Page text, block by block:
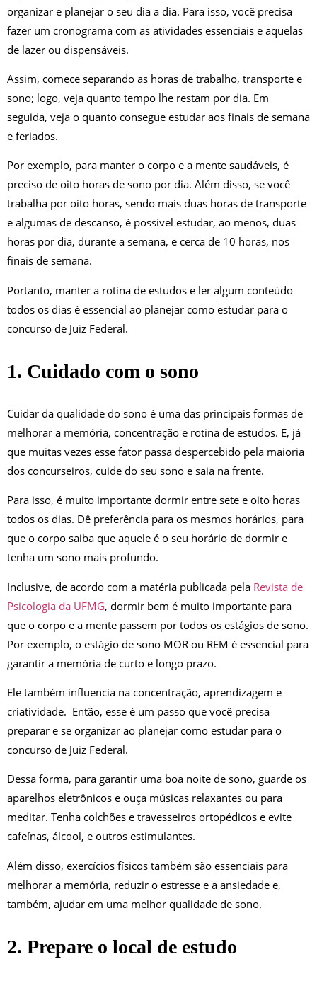
organizar e planejar o seu dia a dia. Para isso, você precisa
fazer um cronograma com as atividades essenciais e aquelas
de lazer ou dispensáveis.
Assim, comece separando as horas de trabalho, transporte e
sono; logo, veja quanto tempo lhe restam por dia. Em
seguida, veja o quanto consegue estudar aos finais de semana
e feriados.
Por exemplo, para manter o corpo e a mente saudáveis, é
preciso de oito horas de sono por dia. Além disso, se você
trabalha por oito horas, sendo mais duas horas de transporte
e algumas de descanso, é possível estudar, ao menos, duas
horas por dia, durante a semana, e cerca de 10 horas, nos
finais de semana.
Portanto, manter a rotina de estudos e ler algum conteúdo
todos os dias é essencial ao planejar como estudar para o
concurso de Juiz Federal.
1. Cuidado com o sono
Cuidar da qualidade do sono é uma das principais formas de
melhorar a memória, concentração e rotina de estudos. E, já
que muitas vezes esse fator passa despercebido pela maioria
dos concurseiros, cuide do seu sono e saia na frente.
Para isso, é muito importante dormir entre sete e oito horas
todos os dias. Dê preferência para os mesmos horários, para
que o corpo saiba que aquele é o seu horário de dormir e
tenha um sono mais profundo.
Inclusive, de acordo com a matéria publicada pela Revista de
Psicologia da UFMG, dormir bem é muito importante para
que o corpo e a mente passem por todos os estágios de sono.
Por exemplo, o estágio de sono MOR ou REM é essencial para
garantir a memória de curto e longo prazo.
Ele também influencia na concentração, aprendizagem e
criatividade. Então, esse é um passo que você precisa
preparar e se organizar ao planejar como estudar para o
concurso de Juiz Federal.
Dessa forma, para garantir uma boa noite de sono, guarde os
aparelhos eletrônicos e ouça músicas relaxantes ou para
meditar. Tenha colchões e travesseiros ortopédicos e evite
cafeínas, álcool, e outros estimulantes.
Além disso, exercícios físicos também são essenciais para
melhorar a memória, reduzir o estresse e a ansiedade e,
também, ajudar em uma melhor qualidade de sono.
2. Prepare o local de estudo